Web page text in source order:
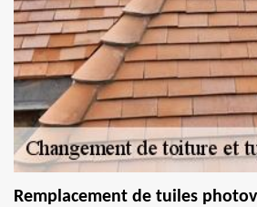
Remplacement de tuiles